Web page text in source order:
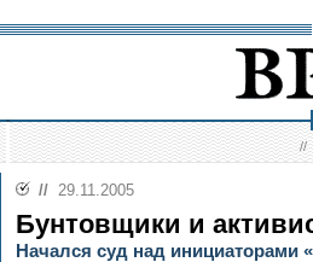
//
// 29.11.2005
Бунтовщики и
Начался суд над инициаторами